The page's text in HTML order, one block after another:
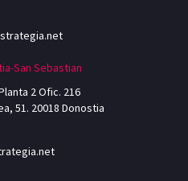
San Sebastian
2 Ofic. 216
51. 20018 Donostia